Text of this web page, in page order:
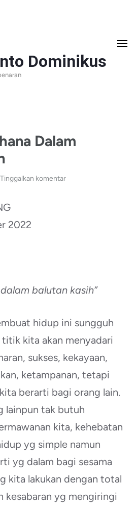
Dominikus
Dalam
Tinggalkan komentar
2022
balutan kasih”
hidup ini sungguh
kita akan menyadari
sukses, kekayaan,
ketampanan, tetapi
berarti bagi orang lain.
lainpun tak butuh
kita, kehebatan
yg simple namun
yg dalam bagi sesama
kita lakukan dengan total
kesabaran yg mengiringi